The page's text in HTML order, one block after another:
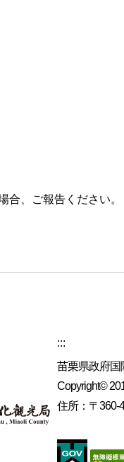
合、ご報告ください。
:::
苗栗県政府国
Copyright©
住所：〒360-